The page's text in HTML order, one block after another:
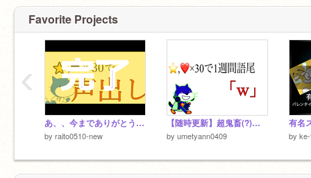
Favorite Projects
あ、、今までありがとう…
by raito0510-new
【随時更新】超鬼畜(?)見たら押せボタン remix
by umetyann0409 by
‹